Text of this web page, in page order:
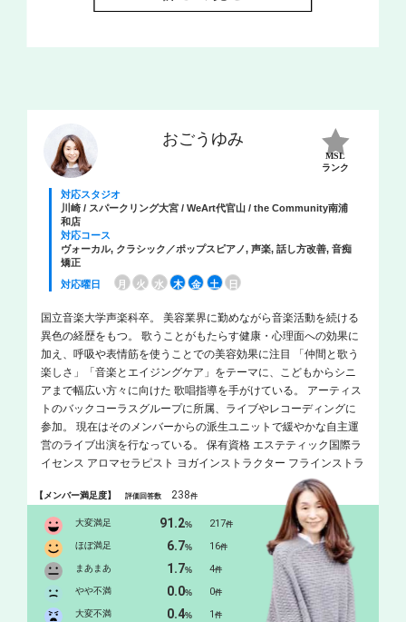
おごうゆみ
MSL
ランク
対応スタジオ
川崎 / スパークリング大宮 / WeArt代官山 / the Community南浦
和店
対応コース
ヴォーカル, クラシック／ポップスピアノ, 声楽, 話し方改善, 音痴
矯正
対応曜日
月 火 水 木 金 土 日
国立音楽大学声楽科卒。 美容業界に勤めながら音楽活動を続ける
異色の経歴をもつ。 歌うことがもたらす健康・心理面への効果に
加え、呼吸や表情筋を使うことでの美容効果に注目 「仲間と歌う
楽しさ」「音楽とエイジングケア」をテーマに、こどもからシニ
アまで幅広い方々に向けた 歌唱指導を手がけている。 アーティス
トのバックコーラスグループに所属、ライブやレコーディングに
参加。 現在はそのメンバーからの派生ユニットで緩やかな自主運
営のライブ出演を行なっている。 保有資格 エステティック国際ラ
イセンス アロマセラピスト ヨガインストラクター フラインストラ
【メンバー満足度】評価回答数 238件
大変満足 91.2% 217件
ほぼ満足 6.7% 16件
まあまあ 1.7% 4件
やや不満 0.0% 0件
大変不満 0.4% 1件